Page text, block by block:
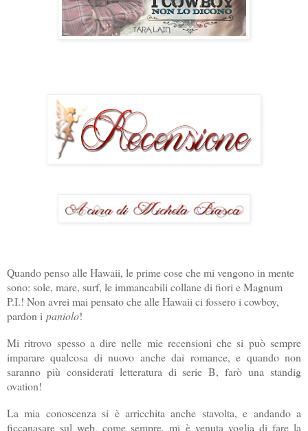
Quando penso alle Hawaii, le prime cose che mi vengono in mente
sono: sole, mare, surf, le immancabili collane di fiori e Magnum
P.I.! Non avrei mai pensato che alle Hawaii ci fossero i cowboy,
pardon i paniolo!
Mi ritrovo spesso a dire nelle mie recensioni che si può sempre
imparare qualcosa di nuovo anche dai romance, e quando non
saranno più considerati letteratura di serie B, farò una standig
ovation!
La mia conoscenza si è arricchita anche stavolta, e andando a
ficcanasare sul web, come sempre, mi è venuta voglia di fare la